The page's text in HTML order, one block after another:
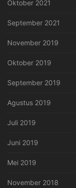
Oktober 2021
September 2021
November 2019
Oktober 2019
September 2019
Agustus 2019
Juli 2019
Juni 2019
Mei 2019
November 2018